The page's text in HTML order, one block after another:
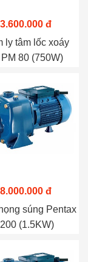
đ
ly tâm lốc xoáy
80 (750W)
đ
súng Pentax
(1.5KW)